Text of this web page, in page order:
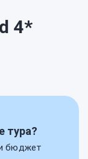
4*
тура?
бюджет